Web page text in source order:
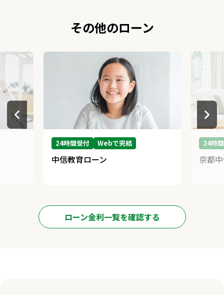
越極度額超過分もしくは前回約定返済後のご利用残高に応じたご返
す。
（ローンカードを利用してATMで任意のご返済も可能です。）
9.お利息の計算方法
付利単位を1円とし、「毎日の貸越最終残高の合計額
×利率÷365」の算式により行い、毎月の約定返済日
にその前日までの利息を貸越元金に組み入れるものと
信金ギャランティ㈱の保証をご利用いただきますので
その他のローン
24時間受付 Webで完結
中信教育ローン
24時
京都
ローン金利一覧を確認する